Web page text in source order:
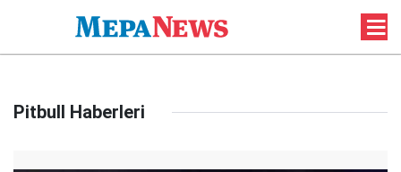
Pitbull Haberleri